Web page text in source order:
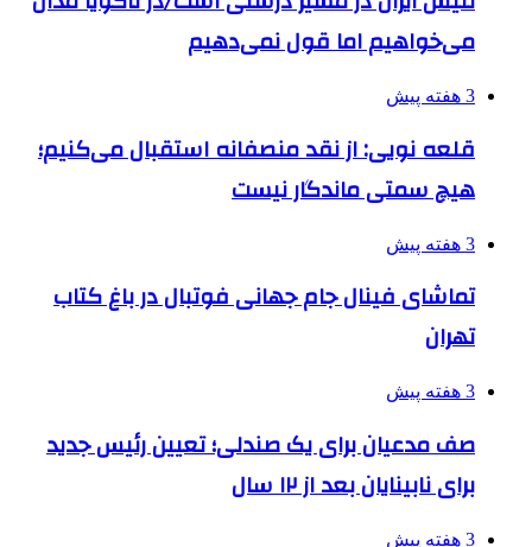
می‌خواهیم اما قول نمی‌دهیم
3 هفته پیش
قلعه نویی: از نقد منصفانه استقبال می‌کنیم؛
هیچ سمتی ماندگار نیست
3 هفته پیش
تماشای فینال جام جهانی فوتبال در باغ کتاب
تهران
3 هفته پیش
صف مدعیان برای یک صندلی؛ تعیین رئیس جدید
برای نابینایان بعد از ۱۲ سال
3 هفته پیش